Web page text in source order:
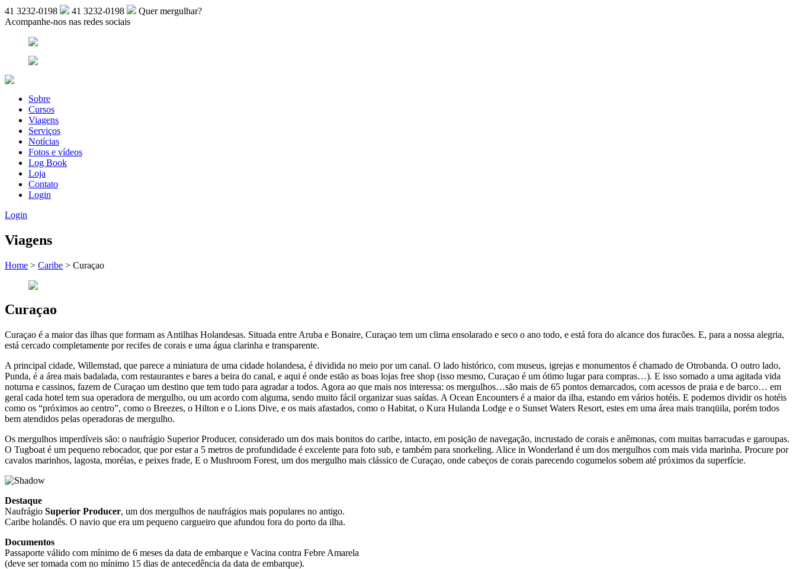
41 3232-0198 41 3232-0198
Quer mergulhar?
Acompanhe-nos nas redes sociais
Sobre
Cursos
Viagens
Serviços
Notícias
Fotos e vídeos
Log Book
Loja
Contato
Login
Login
Viagens
Home > Caribe > Curaçao
Curaçao
Curaçao é a maior das ilhas que formam as Antilhas Holandesas. Situada entre Aruba e Bonaire, Curaçao tem um clima ensolarado e seco o ano todo, e está fora do alcance dos furacões. E, para a nossa alegria,
está cercado completamente por recifes de corais e uma água clarinha e transparente.
A principal cidade, Willemstad, que parece a miniatura de uma cidade holandesa, é dividida no meio por um canal. O lado histórico, com museus, igrejas e monumentos é chamado de Otrobanda. O outro lado,
Punda, é a área mais badalada, com restaurantes e bares a beira do canal, e aqui é onde estão as boas lojas free shop (isso mesmo, Curaçao é um ótimo lugar para compras…). E isso somado a uma agitada vida
noturna e cassinos, fazem de Curaçao um destino que tem tudo para agradar a todos. Agora ao que mais nos interessa: os mergulhos…são mais de 65 pontos demarcados, com acessos de praia e de barco… em
geral cada hotel tem sua operadora de mergulho, ou um acordo com alguma, sendo muito fácil organizar suas saídas. A Ocean Encounters é a maior da ilha, estando em vários hotéis. E podemos dividir os hotéis
como os “próximos ao centro”, como o Breezes, o Hilton e o Lions Dive, e os mais afastados, como o Habitat, o Kura Hulanda Lodge e o Sunset Waters Resort, estes em uma área mais tranqüila, porém todos
bem atendidos pelas operadoras de mergulho.
Os mergulhos imperdíveis são: o naufrágio Superior Producer, considerado um dos mais bonitos do caribe, intacto, em posição de navegação, incrustado de corais e anêmonas, com muitas barracudas e garoupas.
O Tugboat é um pequeno rebocador, que por estar a 5 metros de profundidade é excelente para foto sub, e também para snorkeling. Alice in Wonderland é um dos mergulhos com mais vida marinha. Procure por
cavalos marinhos, lagosta, moréias, e peixes frade, E o Mushroom Forest, um dos mergulho mais clássico de Curaçao, onde cabeços de corais parecendo cogumelos sobem até próximos da superfície.
Destaque
Naufrágio Superior Producer, um dos mergulhos de naufrágios mais populares no antigo.
Caribe holandês. O navio que era um pequeno cargueiro que afundou fora do porto da ilha.
Documentos
Passaporte válido com mínimo de 6 meses da data de embarque e Vacina contra Febre Amarela
(deve ser tomada com no mínimo 15 dias de antecedência da data de embarque).